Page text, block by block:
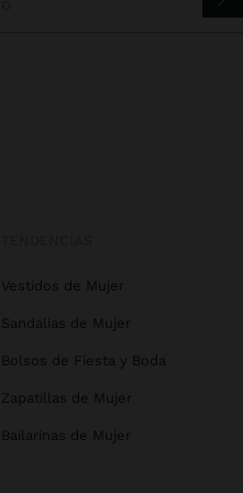
Vestidos de Mujer
Sandalias de Mujer
Bolsos de Fiesta y Boda
Zapatillas de Mujer
Bailarinas de Mujer